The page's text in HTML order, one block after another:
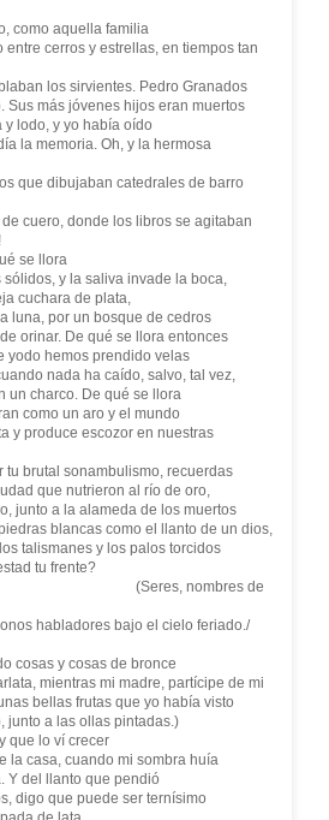
como aquella familia
cerros y estrellas, en tiempos tan
los sirvientes. Pedro Granados
Sus más jóvenes hijos eran muertos
lodo, y yo había oído
la memoria. Oh, y la hermosa
que dibujaban catedrales de barro
cuero, donde los libros se agitaban
se llora
y la saliva invade la boca,
cuchara de plata,
luna, por un bosque de cedros
orinar. De qué se llora entonces
yodo hemos prendido velas
nada ha caído, salvo, tal vez,
un charco. De qué se llora
como un aro y el mundo
y produce escozor en nuestras
tu brutal sonambulismo, recuerdas
que nutrieron al río de oro,
junto a la alameda de los muertos
blancas como el llanto de un dios,
talismanes y los palos torcidos
tu frente?
nombres de
habladores bajo el cielo feriado./
cosas y cosas de bronce
mientras mi madre, partícipe de mi
bellas frutas que yo había visto
junto a las ollas pintadas.)
que lo ví crecer
la casa, cuando mi sombra huía
Y del llanto que pendió
digo que puede ser ternísimo